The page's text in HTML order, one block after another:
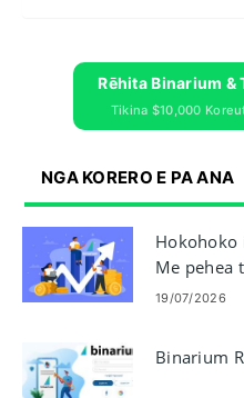
Rēhita Binarium &
Tikina $10,000
NGA KORERO E PA ANA
Hokohoko
Me pehea
me te
19/07/2026
Binarium